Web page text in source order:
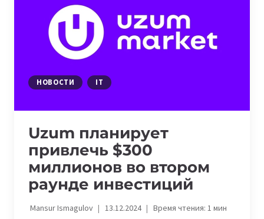
НОВОСТИ IT
Uzum планирует
привлечь $300
миллионов во втором
раунде инвестиций
Mansur Ismagulov 13.12.2024 Время чтения: 1мин